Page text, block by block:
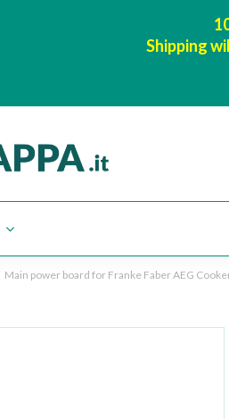
Shipping
Main power board for Franke Faber AEG